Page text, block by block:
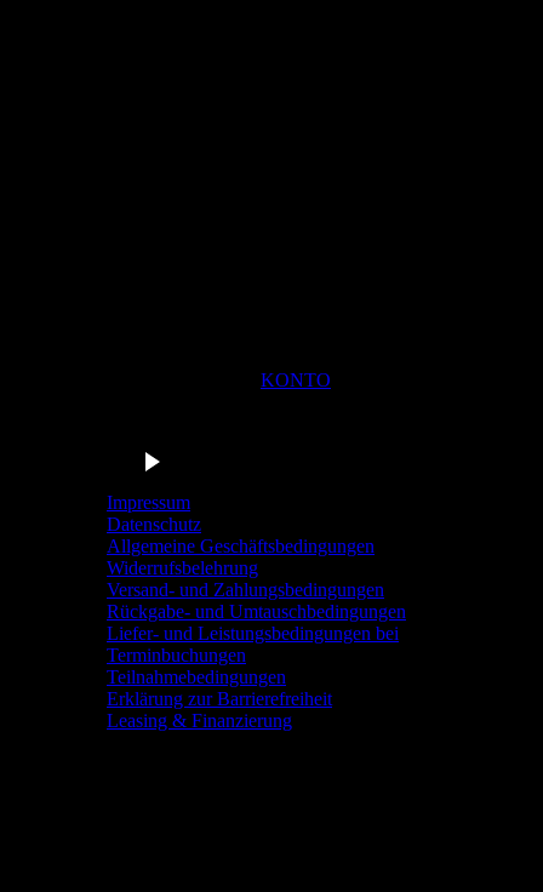
KONTO
Impressum
Datenschutz
Allgemeine Geschäftsbedingungen
Widerrufsbelehrung
Versand- und Zahlungsbedingungen
Rückgabe- und Umtauschbedingungen
Liefer- und Leistungsbedingungen bei
Terminbuchungen
Teilnahmebedingungen
Erklärung zur Barrierefreiheit
Leasing & Finanzierung